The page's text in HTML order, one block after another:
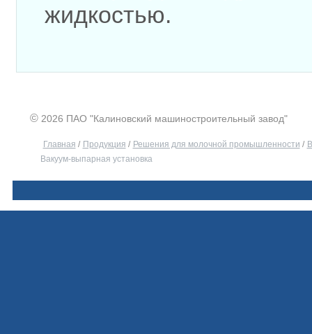
жидкостью.
©2026 ПАО "Калиновский машиностроительный завод"
Главная / Продукция / Решения для молочной промышленности /
Вакуум-выпарная установка